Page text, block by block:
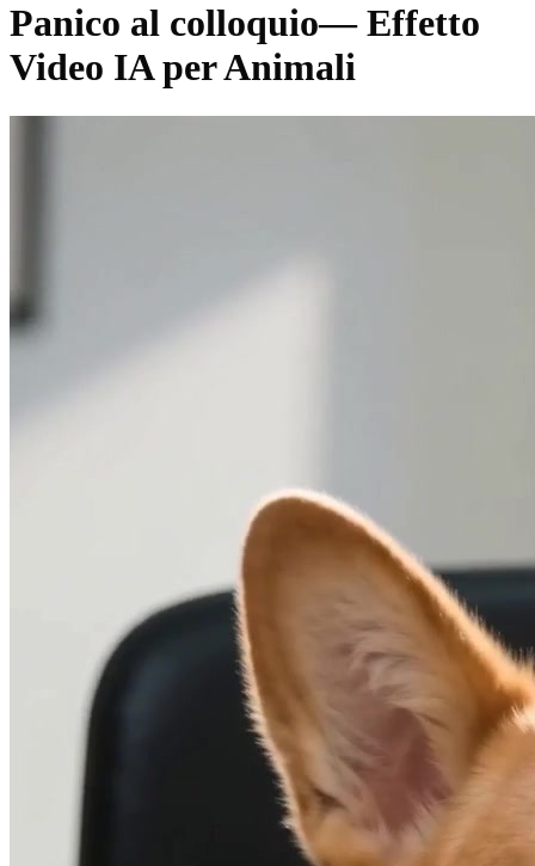
Panico al colloquio— Effetto
Video IA per Animali